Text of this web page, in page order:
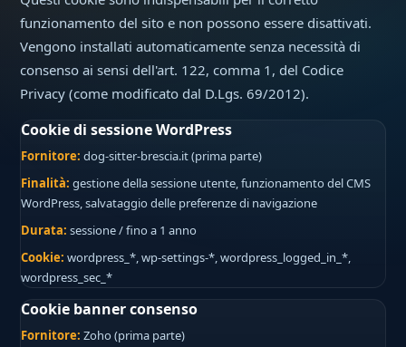
funzionamento del sito e non possono essere disattivati.
Vengono installati automaticamente senza necessità di
consenso ai sensi dell'art. 122, comma 1, del Codice
Privacy (come modificato dal D.Lgs. 69/2012).
Cookie di sessione WordPress
Fornitore: dog-sitter-brescia.it (prima parte)
Finalità: gestione della sessione utente, funzionamento del CMS
WordPress, salvataggio delle preferenze di navigazione
Durata: sessione / fino a 1 anno
Cookie: wordpress_*, wp-settings-*, wordpress_logged_in_*,
wordpress_sec_*
Cookie banner consenso
Fornitore: Zoho (prima parte)